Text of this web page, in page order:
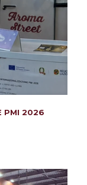
PMI 2026